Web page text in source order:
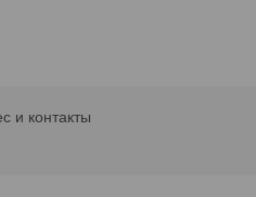
и контакты